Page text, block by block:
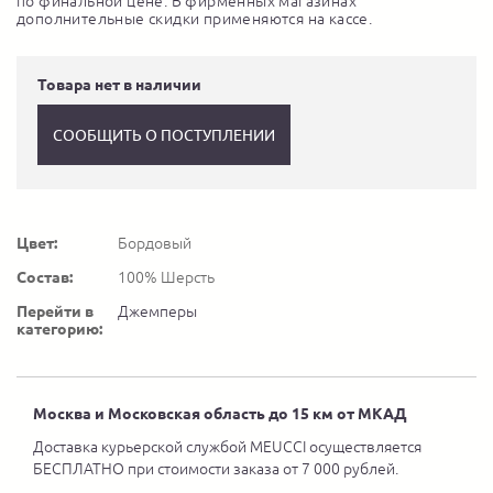
дополнительные скидки применяются на кассе.
Товара нет в наличии
СООБЩИТЬ О ПОСТУПЛЕНИИ
Цвет:
Бордовый
Состав:
100% Шерсть
Перейти в
категорию:
Джемперы
Москва и Московская область до 15 км от МКАД
Доставка курьерской службой MEUCCI осуществляется
БЕСПЛАТНО при стоимости заказа от 7 000 рублей.